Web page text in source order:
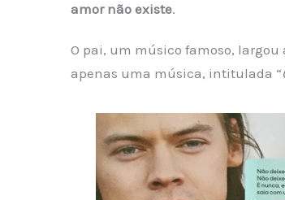
amor não existe.
O pai, um músico famoso,
apenas uma música, intitulada “